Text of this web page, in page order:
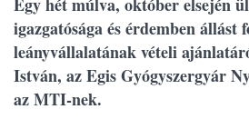
igazgatósága és érdemben állást
leányvállalatának vételi
István, az Egis Gyógyszergyár
az MTI-nek.